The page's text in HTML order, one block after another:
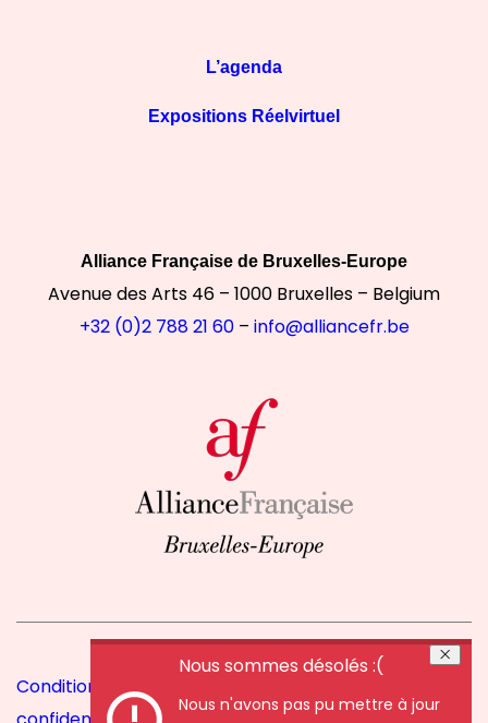
L’agenda
Expositions Réelvirtuel
Alliance Française de Bruxelles-Europe
Avenue des Arts 46 – 1000 Bruxelles – Belgium
+32 (0)2 788 21 60– info@alliancefr.be
Conditions particulières de vente
Nous sommes désolés :(
Nous n'avons pas pu mettre à jour